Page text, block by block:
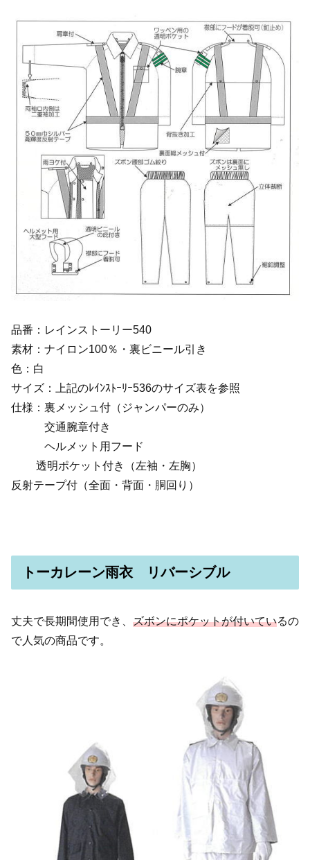
品番：レインストーリー540
素材：ナイロン100％・裏ビニール引き
色：白
サイズ：上記のﾚｲﾝｽﾄｰﾘｰ536のサイズ表を参照
仕様：裏メッシュ付（ジャンパーのみ）
交通腕章付き
ヘルメット用フード
透明ポケット付き（左袖・左胸）
反射テープ付（全面・背面・胴回り）
トーカレーン雨衣 リバーシブル
丈夫で長期間使用でき、 ズボンにポケットが付いているの
で人気の商品です。